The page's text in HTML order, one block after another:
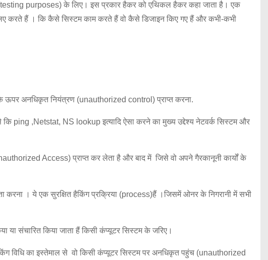
(testing purposes) के लिए। इस प्रकार हैकर को एथिकल हैकर कहा जाता है। एक
करते हैं । कि कैसे सिस्टम काम करते हैं वो कैसे डिजाइन किए गए हैं और कभी-कभी
अनधिकृत नियंत्रण (unauthorized control) प्राप्त करना.
ping ,Netstat, NS lookup इत्यादि ऐसा करने का मुख्य उद्देश्य नेटवर्क सिस्टम और
Access) प्राप्त कर लेता है और बाद में जिसे वो अपने गैरकानूनी कार्यों के
। ये एक सुरक्षित हैकिंग प्रक्रिया (process)हैं ।जिसमें ओनर के निगरानी में सभी
या संचारित किया जाता हैं किसी कंप्यूटर सिस्टम के जरिए।
विधि का इस्तेमाल से वो किसी कंप्यूटर सिस्टम पर अनधिकृत पहुंच (unauthorized